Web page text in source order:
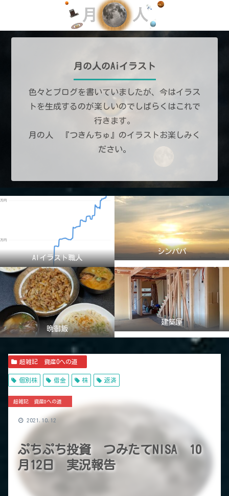
月の人のAiイラスト
色々とブログを書いていましたが、今はイラス
トを生成するのが楽しいのでしばらくはこれで
行きます。
月の人 『つきんちゅ』のイラストお楽しみく
ださい。
AIイラスト職人
シンパパ
晩御飯
建築屋
超雑記 資産0への道
個別株 借金 株 返済
ぷちぷち投資 つみたてNISA 10
月12日 実況報告
超雑記 資産0への道
2021.10.12